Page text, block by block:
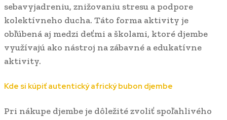
sebavyjadreniu, znižovaniu stresu a podpore
kolektívneho ducha. Táto forma aktivity je
obľúbená aj medzi deťmi a školami, ktoré djembe
využívajú ako nástroj na zábavné a edukatívne
aktivity.
Kde si kúpiť autentický africký bubon djembe
Pri nákupe djembe je dôležité zvoliť spoľahlivého